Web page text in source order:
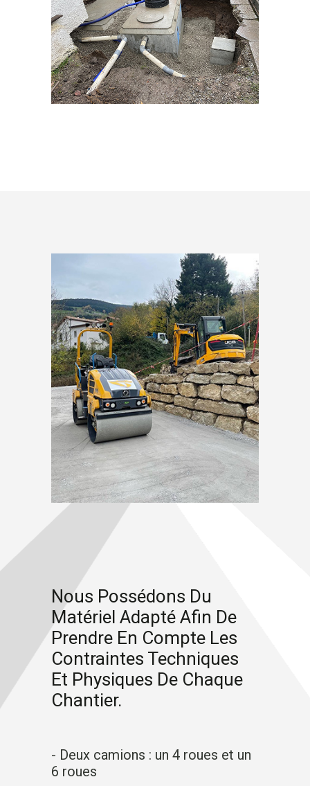
Nous Possédons Du
Matériel Adapté Afin De
Prendre En Compte Les
Contraintes Techniques
Et Physiques De Chaque
Chantier.
- Deux camions : un 4 roues et un
6 roues